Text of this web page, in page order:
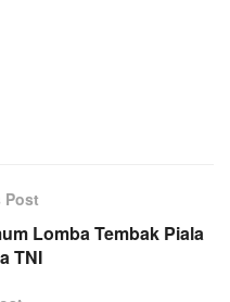
Post
Lomba Tembak Piala
TNI